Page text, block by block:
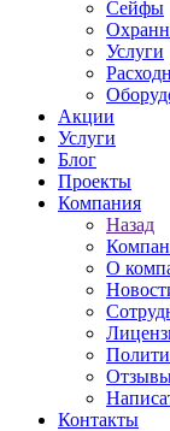
Сейфы
Услуги
Акции
Услуги
Блог
Проекты
Компания
Назад
О
Контакты